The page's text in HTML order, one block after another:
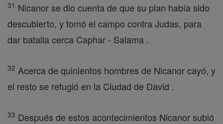
31 Nicanor se dio cuenta de que su plan había sido
descubierto, y tomó el campo contra Judas, para
dar batalla cerca Caphar - Salama .
32 Acerca de quinientos hombres de Nicanor cayó, y
el resto se refugió en la Ciudad de David .
33 Después de estos acontecimientos Nicanor subió